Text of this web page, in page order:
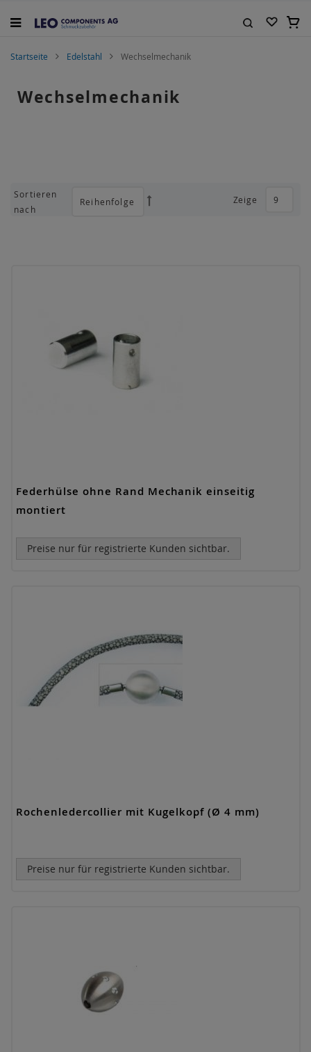
Inhalt
Startseite Edelstahl Wechselmechanik
Wechselmechanik
Zeige
Sortieren
nach
Absteigend
Federhülse ohne Rand Mechanik einseitig
montiert
Preise nur für registrierte Kunden sichtbar.
Rochenledercollier mit Kugelkopf (Ø 4 mm)
Preise nur für registrierte Kunden sichtbar.